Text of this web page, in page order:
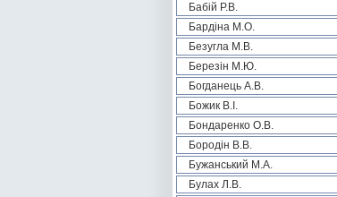
Бабій Р.В.
Бардіна М.О.
Безугла М.В.
Березін М.Ю.
Богданець А.В.
Божик В.І.
Бондаренко О.В.
Бородін В.В.
Бужанський М.А.
Булах Л.В.